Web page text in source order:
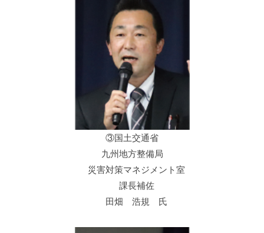
③国土交通省
九州地方整備局
災害対策マネジメント室
課長補佐
田畑 浩規 氏